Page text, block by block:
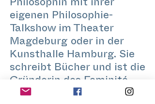
Philosophin mit ihrer
eigenen Philosophie-
Talkshow im Theater
Magdeburg oder in der
Kunsthalle Hamburg. Sie
schreibt Bücher und ist die
Museums in Hamburg.